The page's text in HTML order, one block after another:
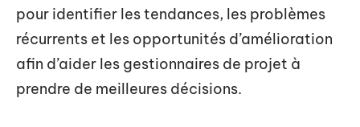
pour identifier les tendances, les problèmes
récurrents et les opportunités d’amélioration
afin d’aider les gestionnaires de projet à
prendre de meilleures décisions.